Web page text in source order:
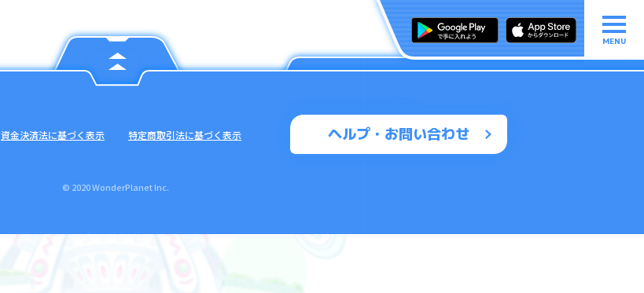
MENU
ヘルプ・お問い合わせ
資金決済法に基づく表示 特定商取引法に基づく表示
© 2020 WonderPlanet Inc.